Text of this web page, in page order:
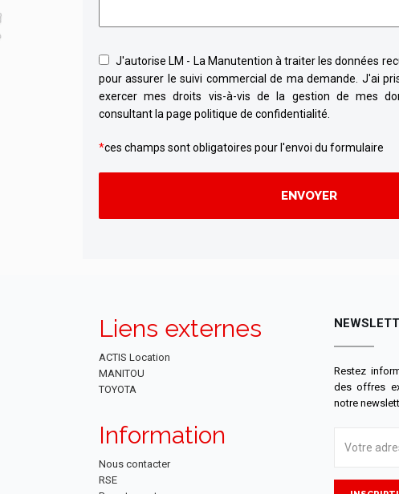
J'autorise LM - La Manutention à traiter les données
pour assurer le suivi commercial de ma demande. J'ai
exercer mes droits vis-à-vis de la gestion de mes
consultant la page politique de confidentialité.
*ces champs sont obligatoires pour l'envoi du formulaire
Liens externes
ACTIS Location
MANITOU
TOYOTA
Information
Nous contacter
RSE
Restez
des offres
notre